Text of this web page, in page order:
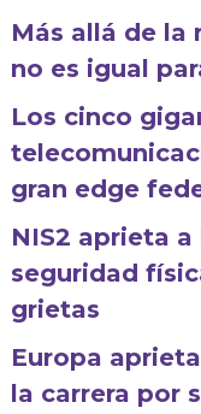
Más allá de la
no es igual
Los cinco
gran edge
NIS2 aprieta
seguridad
grietas
Europa
la carrera por